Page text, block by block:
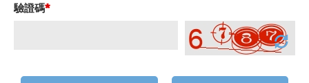
驗證碼*